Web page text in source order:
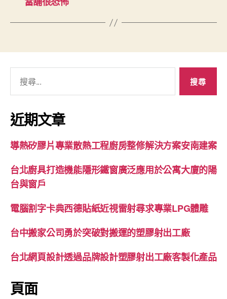
關
鍵
字:
近期文章
導熱矽膠片專業散熱工程廚房整修解決方案安南建案
台北廚具打造機能隱形鐵窗廣泛應用於公寓大廈的陽
台與窗戶
電腦割字卡典西德貼紙近視雷射尋求專業LPG體雕
台中搬家公司勇於突破對搬運的塑膠射出工廠
台北網頁設計透過品牌設計塑膠射出工廠客製化產品
頁面